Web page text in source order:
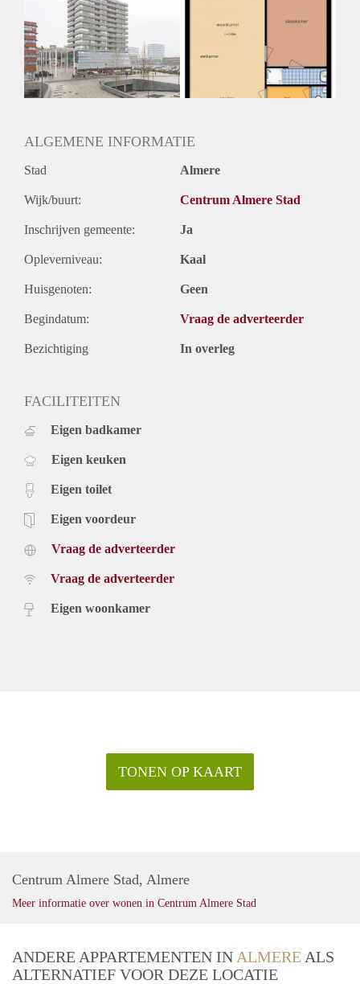
Huurtoeslag grens: Nee
Geschikt voor studenten: Afhankelijk van de Eigenaar
ALGEMENE INFORMATIE
Stad Almere
Wijk/buurt: Centrum Almere Stad
Inschrijven gemeente: Ja
Opleverniveau: Kaal
Huisgenoten: Geen
Begindatum: Vraag de adverteerder
Bezichtiging In overleg
FACILITEITEN
Eigen badkamer
Eigen keuken
Eigen toilet
Eigen voordeur
Vraag de adverteerder
Vraag de adverteerder
Eigen woonkamer
TONEN OP KAART
Centrum Almere Stad, Almere
Meer informatie over wonen in Centrum Almere Stad
ANDERE APPARTEMENTEN IN ALMERE ALS
ALTERNATIEF VOOR DEZE LOCATIE